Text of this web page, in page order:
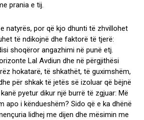
prania e tij.
natyrës, por që kjo dhunti të zhvillohet
të ndikojnë dhe faktorë të tjerë:
shoqëror angazhimi në punë etj.
Lal Avdiun dhe në përgjithësi
hokatarë, të shkathët, të guximshëm,
për shkak të jetës së izoluar që bëjnë
pyetur dikur një burrë të zgjuar: Më
apo i këndueshëm? Sido që e ka dhënë
lidhej me dijen dhe mësimin me